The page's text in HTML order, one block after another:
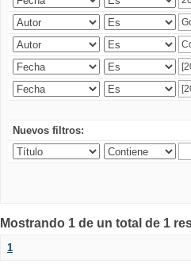
Nuevos filtros:
Mostrando 1 de un total de 1
1